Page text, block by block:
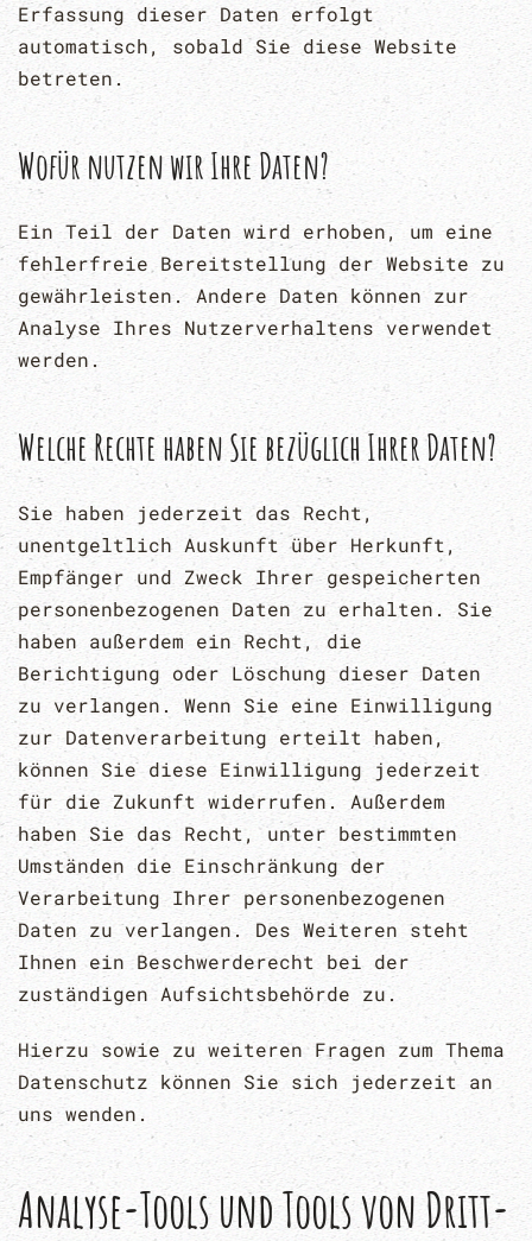
Erfassung dieser Daten erfolgt
automatisch, sobald Sie diese Website
betreten.
Wofür nutzen wir Ihre Daten?
Ein Teil der Daten wird erhoben, um eine
fehlerfreie Bereitstellung der Website zu
gewährleisten. Andere Daten können zur
Analyse Ihres Nutzerverhaltens verwendet
werden.
Welche Rechte haben Sie bezüglich Ihrer Daten?
Sie haben jederzeit das Recht,
unentgeltlich Auskunft über Herkunft,
Empfänger und Zweck Ihrer gespeicherten
personenbezogenen Daten zu erhalten. Sie
haben außerdem ein Recht, die
Berichtigung oder Löschung dieser Daten
zu verlangen. Wenn Sie eine Einwilligung
zur Datenverarbeitung erteilt haben,
können Sie diese Einwilligung jederzeit
für die Zukunft widerrufen. Außerdem
haben Sie das Recht, unter bestimmten
Umständen die Einschränkung der
Verarbeitung Ihrer personenbezogenen
Daten zu verlangen. Des Weiteren steht
Ihnen ein Beschwerderecht bei der
zuständigen Aufsichtsbehörde zu.
Hierzu sowie zu weiteren Fragen zum Thema
Datenschutz können Sie sich jederzeit an
uns wenden.
Analyse-Tools und Tools von Dritt­